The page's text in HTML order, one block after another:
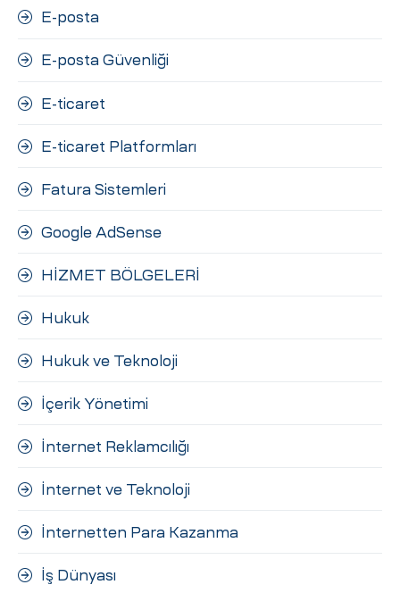
E-posta
E-posta Güvenliği
E-ticaret
E-ticaret Platformları
Fatura Sistemleri
Google AdSense
HİZMET BÖLGELERİ
Hukuk
Hukuk ve Teknoloji
İçerik Yönetimi
İnternet Reklamcılığı
İnternet ve Teknoloji
İnternetten Para Kazanma
İş Dünyası